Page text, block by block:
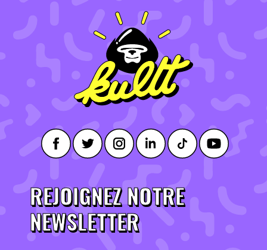
REJOIGNEZ NOTRE
NEWSLETTER